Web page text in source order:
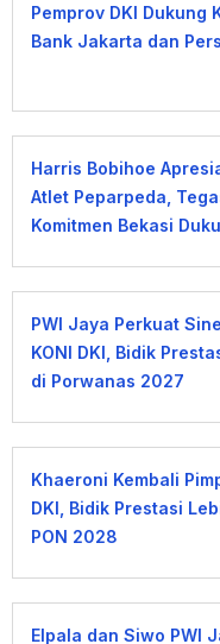
Pemprov DKI Dukung
Bank Jakarta dan
Harris Bobihoe
Atlet Peparpeda,
Komitmen Bekasi
PWI Jaya Perkuat
KONI DKI, Bidik
di Porwanas 2027
Khaeroni Kembali
DKI, Bidik Prestasi
PON 2028
Elpala dan Siwo PWI